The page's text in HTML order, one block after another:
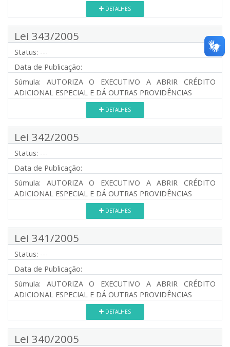
DETALHES
Lei 343/2005
Status: ---
Data de Publicação:
Súmula: AUTORIZA O EXECUTIVO A ABRIR CRÉDITO
ADICIONAL ESPECIAL E DÁ OUTRAS PROVIDÊNCIAS
DETALHES
Lei 342/2005
Status: ---
Data de Publicação:
Súmula: AUTORIZA O EXECUTIVO A ABRIR CRÉDITO
ADICIONAL ESPECIAL E DÁ OUTRAS PROVIDÊNCIAS
DETALHES
Lei 341/2005
Status: ---
Data de Publicação:
Súmula: AUTORIZA O EXECUTIVO A ABRIR CRÉDITO
ADICIONAL ESPECIAL E DÁ OUTRAS PROVIDÊNCIAS
DETALHES
Lei 340/2005